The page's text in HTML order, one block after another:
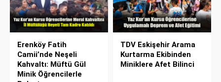
Erenköy Fatih
Camii’nde Neşeli
Kahvaltı: Müftü Gül
Minik Öğrencilerle
TDV Eskişehir Arama
Kurtarma Ekibinden
Miniklere Afet Bilinci